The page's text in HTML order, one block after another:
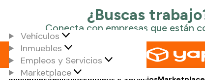
Vehículos
Inmuebles
Empleos y Servicios
Marketplace